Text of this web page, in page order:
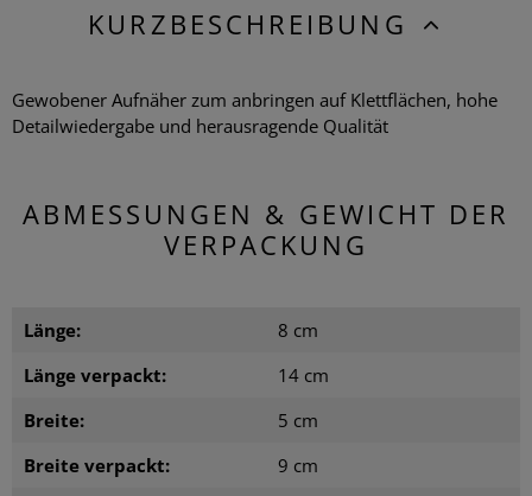
KURZBESCHREIBUNG
Gewobener Aufnäher zum anbringen auf Klettflächen, hohe
Detailwiedergabe und herausragende Qualität
ABMESSUNGEN & GEWICHT DER
VERPACKUNG
Länge:
8 cm
Länge verpackt:
14 cm
Breite:
5 cm
Breite verpackt:
9 cm